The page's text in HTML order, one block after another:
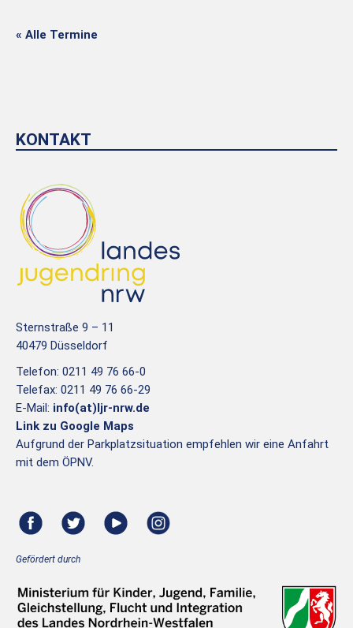
« Alle Termine
KONTAKT
Sternstraße 9 – 11
40479 Düsseldorf
Telefon: 0211 49 76 66-0
Telefax: 0211 49 76 66-29
E-Mail: info(at)ljr-nrw.de
Link zu Google Maps
Aufgrund der Parkplatzsituation empfehlen wir eine Anfahrt
mit dem ÖPNV.
Gefördert durch